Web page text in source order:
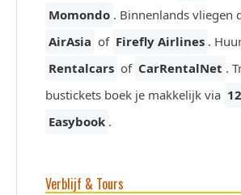
Momondo . Binnenlands vliegen
AirAsia of Firefly Airlines .
Rentalcars of CarRentalNet .
bustickets boek je makkelijk via
Easybook .
Verblijf & Tours